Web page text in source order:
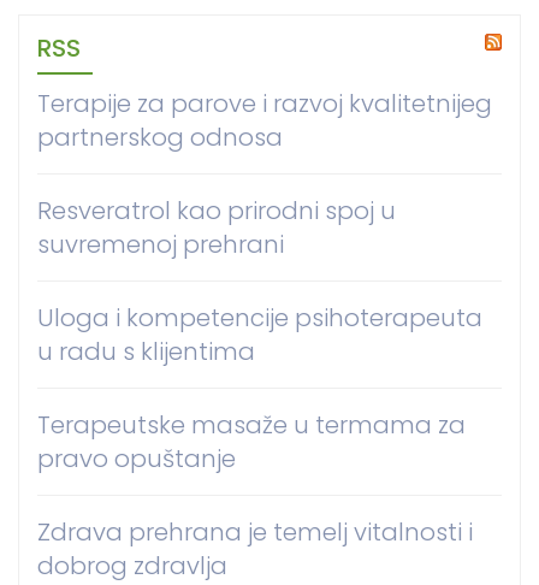
RSS
Terapije za parove i razvoj kvalitetnijeg
partnerskog odnosa
Resveratrol kao prirodni spoj u
suvremenoj prehrani
Uloga i kompetencije psihoterapeuta
u radu s klijentima
Terapeutske masaže u termama za
pravo opuštanje
Zdrava prehrana je temelj vitalnosti i
dobrog zdravlja